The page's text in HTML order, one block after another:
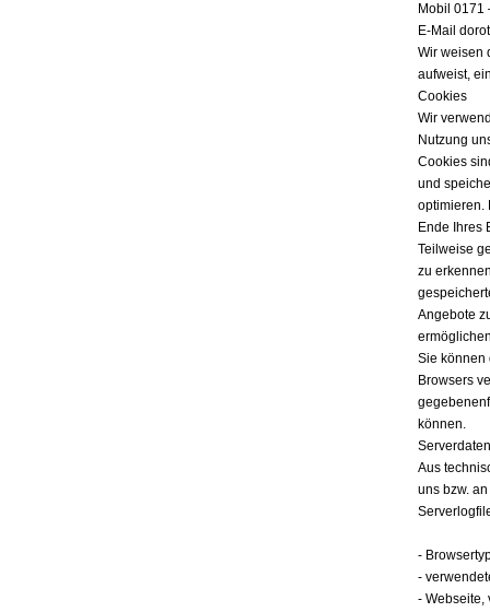
Mobil 0171
E-Mail
Wir weisen
aufweist,
Cookies
Wir
Nutzung
Cookies
und
optimieren.
Ende Ihres
Teilweise
zu
Angebote
Sie können
Browsers
können.
Serverdaten
Aus
uns bzw.
-
-
- Webseite,